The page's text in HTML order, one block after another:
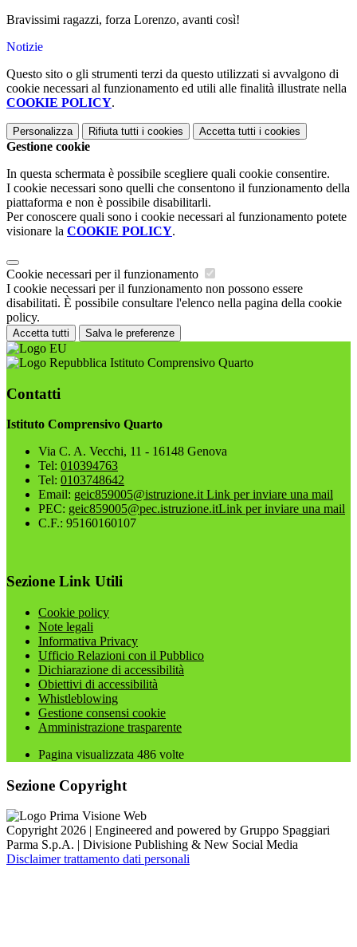
Bravissimi ragazzi, forza Lorenzo, avanti così!
Notizie
Questo sito o gli strumenti terzi da questo utilizzati si avvalgono di
cookie necessari al funzionamento ed utili alle finalità illustrate nella
COOKIE POLICY.
Personalizza Rifiuta tutti i cookies Accetta tutti i cookies
Gestione cookie
In questa schermata è possibile scegliere quali cookie consentire.
I cookie necessari sono quelli che consentono il funzionamento della
piattaforma e non è possibile disabilitarli.
Per conoscere quali sono i cookie necessari al funzionamento potete
visionare la COOKIE POLICY.
Cookie necessari per il funzionamento
I cookie necessari per il funzionamento non possono essere
disabilitati. È possibile consultare l'elenco nella pagina della cookie
policy.
Accetta tutti Salva le preferenze
Istituto Comprensivo Quarto
Contatti
Istituto Comprensivo Quarto
Via C. A. Vecchi, 11 - 16148 Genova
Tel: 010394763
Tel: 0103748642
Email: geic859005@istruzione.itLink per inviare una mail
PEC: geic859005@pec.istruzione.itLink per inviare una mail
C.F.: 95160160107
Sezione Link Utili
Cookie policy
Note legali
Informativa Privacy
Ufficio Relazioni con il Pubblico
Dichiarazione di accessibilità
Obiettivi di accessibilità
Whistleblowing
Gestione consensi cookie
Amministrazione trasparente
Pagina visualizzata 486 volte
Sezione Copyright
Copyright 2026 | Engineered and powered by Gruppo Spaggiari
Parma S.p.A. | Divisione Publishing & New Social Media
Disclaimer trattamento dati personali